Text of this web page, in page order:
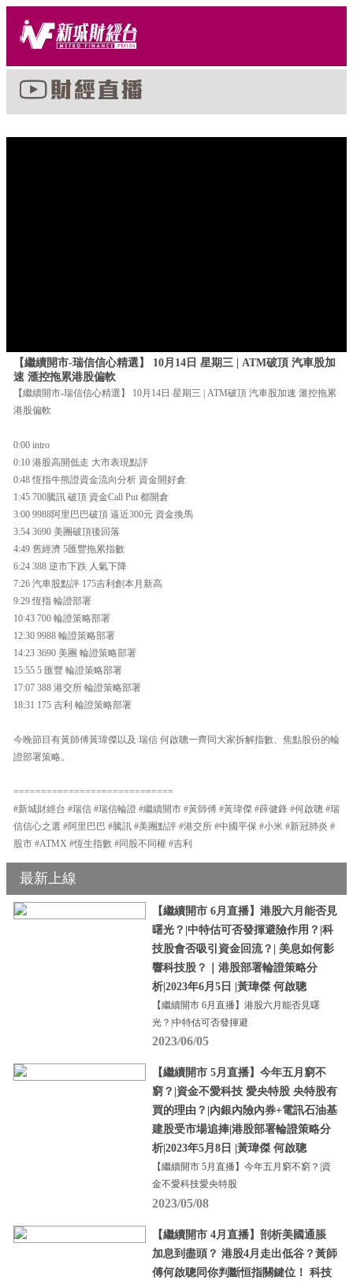
【繼續開市-瑞信信心精選】 10月14日 星期三 | ATM破頂 汽車股加
速 滙控拖累港股偏軟
【繼續開市-瑞信信心精選】 10月14日 星期三 | ATM破頂 汽車股加速 滙控拖累
港股偏軟
0:00 intro
0:10 港股高開低走 大市表現點評
0:48 恆指牛熊證資金流向分析 資金開好倉
1:45 700騰訊 破頂 資金Call Put 都開倉
3:00 9988阿里巴巴破頂 逼近300元 資金換馬
3:54 3690 美團破頂後回落
4:49 舊經濟 5匯豐拖累指數
6:24 388 逆市下跌 人氣下降
7:26 汽車股點評 175吉利創本月新高
9:29 恆指 輪證部署
10:43 700 輪證策略部署
12:30 9988 輪證策略部署
14:23 3690 美團 輪證策略部署
15:55 5 匯豐 輪證策略部署
17:07 388 港交所 輪證策略部署
18:31 175 吉利 輪證策略部署
今晚節目有黃師傅黃瑋傑以及 瑞信 何啟聰一齊同大家拆解指數、焦點股份的輪
證部署策略。
=============================
#新城財經台 #瑞信 #瑞信輪證 #繼續開市 #黃師傅 #黃瑋傑 #薛健鋒 #何啟聰 #瑞
信信心之選 #阿里巴巴 #騰訊 #美團點評 #港交所 #中國平保 #小米 #新冠肺炎 #
股市 #ATMX #恆生指數 #同股不同權 #吉利
最新上線
【繼續開市 6月直播】港股六月能否見
曙光？|中特估可否發揮避險作用？|科
技股會否吸引資金回流？| 美息如何影
響科技股？｜港股部署輪證策略分
析|2023年6月5日 |黃瑋傑 何啟聰
【繼續開市 6月直播】港股六月能否見曙
光？|中特估可否發揮避
2023/06/05
【繼續開市 5月直播】今年五月窮不
窮？|資金不愛科技 愛央特股 央特股有
買的理由？|內銀內險內券+電訊石油基
建股受市場追捧|港股部署輪證策略分
析|2023年5月8日 |黃瑋傑 何啟聰
【繼續開市 5月直播】今年五月窮不窮？|資
金不愛科技愛央特股
2023/05/08
【繼續開市 4月直播】剖析美國通脹
加息到盡頭？ 港股4月走出低谷？黃師
傅何啟聰同你判斷恒指關鍵位！ 科技